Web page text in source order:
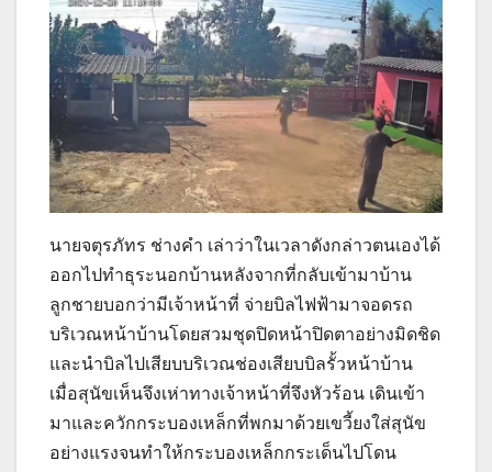
นายจตุรภัทร ช่างคำ เล่าว่าในเวลาดังกล่าวตนเองได้
ออกไปทำธุระนอกบ้านหลังจากที่กลับเข้ามาบ้าน
ลูกชายบอกว่ามีเจ้าหน้าที่ จ่ายบิลไฟฟ้ามาจอดรถ
บริเวณหน้าบ้านโดยสวมชุดปิดหน้าปิดตาอย่างมิดชิด
และนำบิลไปเสียบบริเวณช่องเสียบบิลรั้วหน้าบ้าน
เมื่อสุนัขเห็นจึงเห่าทางเจ้าหน้าที่จึงหัวร้อน เดินเข้า
มาและควักกระบองเหล็กที่พกมาด้วยเขวี้ยงใส่สุนัข
อย่างแรงจนทำให้กระบองเหล็กกระเด็นไปโดน